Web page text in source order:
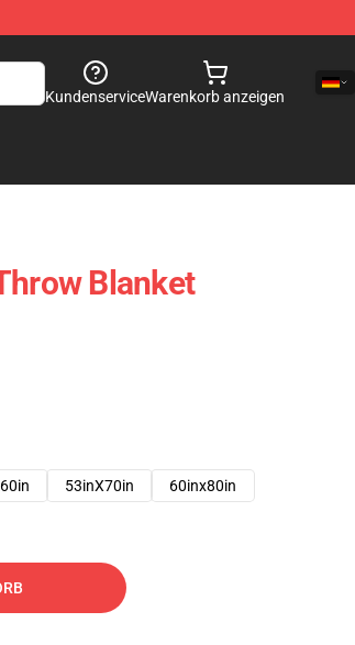
KundenserviceWarenkorb anzeigen
Blanket
53inX70in 60inx80in